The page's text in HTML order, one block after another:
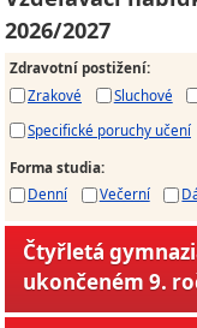
2026/2027
Zdravotní postižení:
Zrakové
Sluchové
Specifické poruchy učení
Forma studia:
Denní
Večerní
Čtyřletá
ukončeném 9.